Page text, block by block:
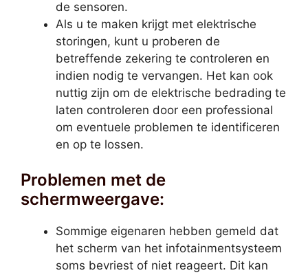
de sensoren.
Als u te maken krijgt met elektrische
storingen, kunt u proberen de
betreffende zekering te controleren en
indien nodig te vervangen. Het kan ook
nuttig zijn om de elektrische bedrading te
laten controleren door een professional
om eventuele problemen te identificeren
en op te lossen.
Problemen met de
schermweergave:
Sommige eigenaren hebben gemeld dat
het scherm van het infotainmentsysteem
soms bevriest of niet reageert. Dit kan